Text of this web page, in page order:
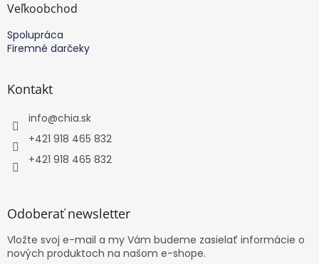
Veľkoobchod
Spolupráca
Firemné darčeky
Kontakt
info@chia.sk
+421 918 465 832
+421 918 465 832
Odoberať newsletter
Vložte svoj e-mail a my Vám budeme zasielať informácie o
nových produktoch na našom e-shope.